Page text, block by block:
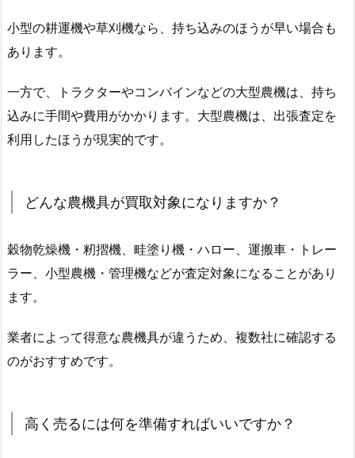
小型の耕運機や草刈機なら、持ち込みのほうが早い場合も
あります。
一方で、トラクターやコンバインなどの大型農機は、持ち
込みに手間や費用がかかります。大型農機は、出張査定を
利用したほうが現実的です。
どんな農機具が買取対象になりますか？
穀物乾燥機・籾摺機、畦塗り機・ハロー、運搬車・トレー
ラー、小型農機・管理機などが査定対象になることがあり
ます。
業者によって得意な農機具が違うため、複数社に確認する
のがおすすめです。
高く売るには何を準備すればいいですか？